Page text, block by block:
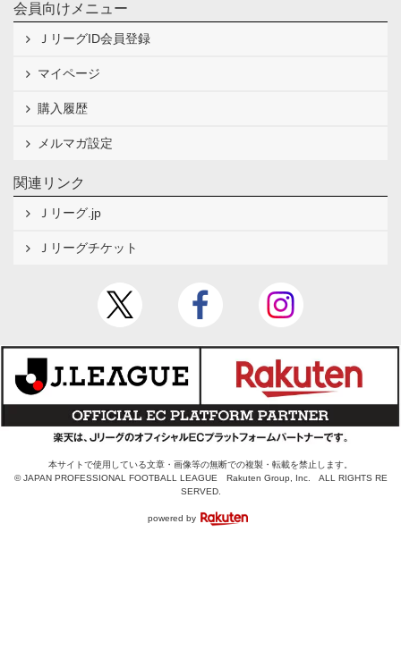
会員向けメニュー
ＪリーグID会員登録
マイページ
購入履歴
メルマガ設定
関連リンク
Ｊリーグ.jp
Ｊリーグチケット
本サイトで使用している文章・画像等の無断での複製・転載を禁止します。
© JAPAN PROFESSIONAL FOOTBALL LEAGUE Rakuten Group, Inc. ALL RIGHTS RE
SERVED.
powered by